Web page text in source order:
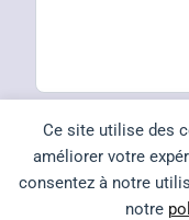
Ce site utilise des
améliorer votre
consentez à notre
notre
Envoyer